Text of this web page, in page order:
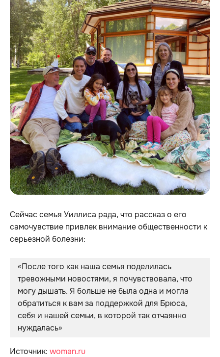
Сейчас семья Уиллиса рада, что рассказ о его
самочувствие привлек внимание общественности к
серьезной болезни:
«После того как наша семья поделилась
тревожными новостями, я почувствовала, что
могу дышать. Я больше не была одна и могла
обратиться к вам за поддержкой для Брюса,
себя и нашей семьи, в которой так отчаянно
нуждалась»
Источник: woman.ru